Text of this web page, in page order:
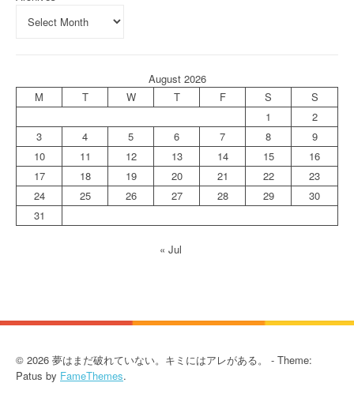
August 2026
M
T W T F S
S
1
2
3
4 5 6 7 8
9
10
11 12 13 14 15
16
17
18 19 20 21 22
23
24
25 26 27 28 29
30
31
« Jul
© 2026 夢はまだ破れていない。キミにはアレがある。 - Theme:
Patus by FameThemes.